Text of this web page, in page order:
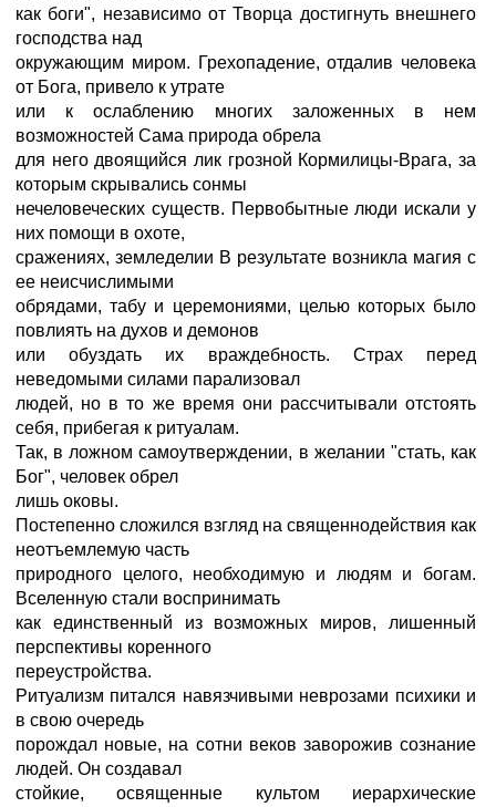
как боги", независимо от Творца достигнуть внешнего
господства над
окружающим миром. Грехопадение, отдалив человека
от Бога, привело к утрате
или к ослаблению многих заложенных в нем
возможностей Сама природа обрела
для него двоящийся лик грозной Кормилицы-Врага, за
которым скрывались сонмы
нечеловеческих существ. Первобытные люди искали у
них помощи в охоте,
сражениях, земледелии В результате возникла магия с
ее неисчислимыми
обрядами, табу и церемониями, целью которых было
повлиять на духов и демонов
или обуздать их враждебность. Страх перед
неведомыми силами парализовал
людей, но в то же время они рассчитывали отстоять
себя, прибегая к ритуалам.
Так, в ложном самоутверждении, в желании "стать, как
Бог", человек обрел
лишь оковы.
Постепенно сложился взгляд на священнодействия как
неотъемлемую часть
природного целого, необходимую и людям и богам.
Вселенную стали воспринимать
как единственный из возможных миров, лишенный
перспективы коренного
переустройства.
Ритуализм питался навязчивыми неврозами психики и
в свою очередь
порождал новые, на сотни веков заворожив сознание
людей. Он создавал
стойкие, освященные культом иерархические